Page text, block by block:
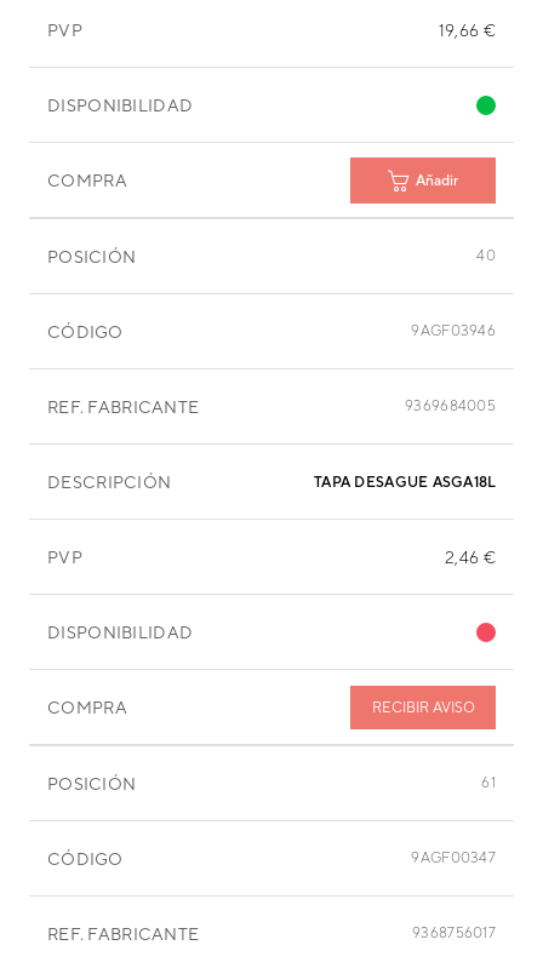
PVP 19,66 €
DISPONIBILIDAD
COMPRA Añadir
POSICIÓN 40
CÓDIGO 9AGF03946
REF. FABRICANTE 9369684005
DESCRIPCIÓN TAPA DESAGUE ASGA18LATH
PVP 2,46 €
DISPONIBILIDAD
COMPRA RECIBIR AVISO
POSICIÓN 61
CÓDIGO 9AGF00347
REF. FABRICANTE 9368756017